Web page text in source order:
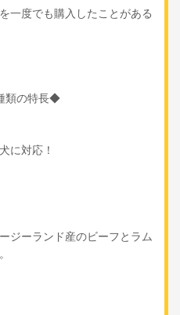
一度でも購入したことがある
類の特長◆
に対応！
ジーランド産のビーフとラム